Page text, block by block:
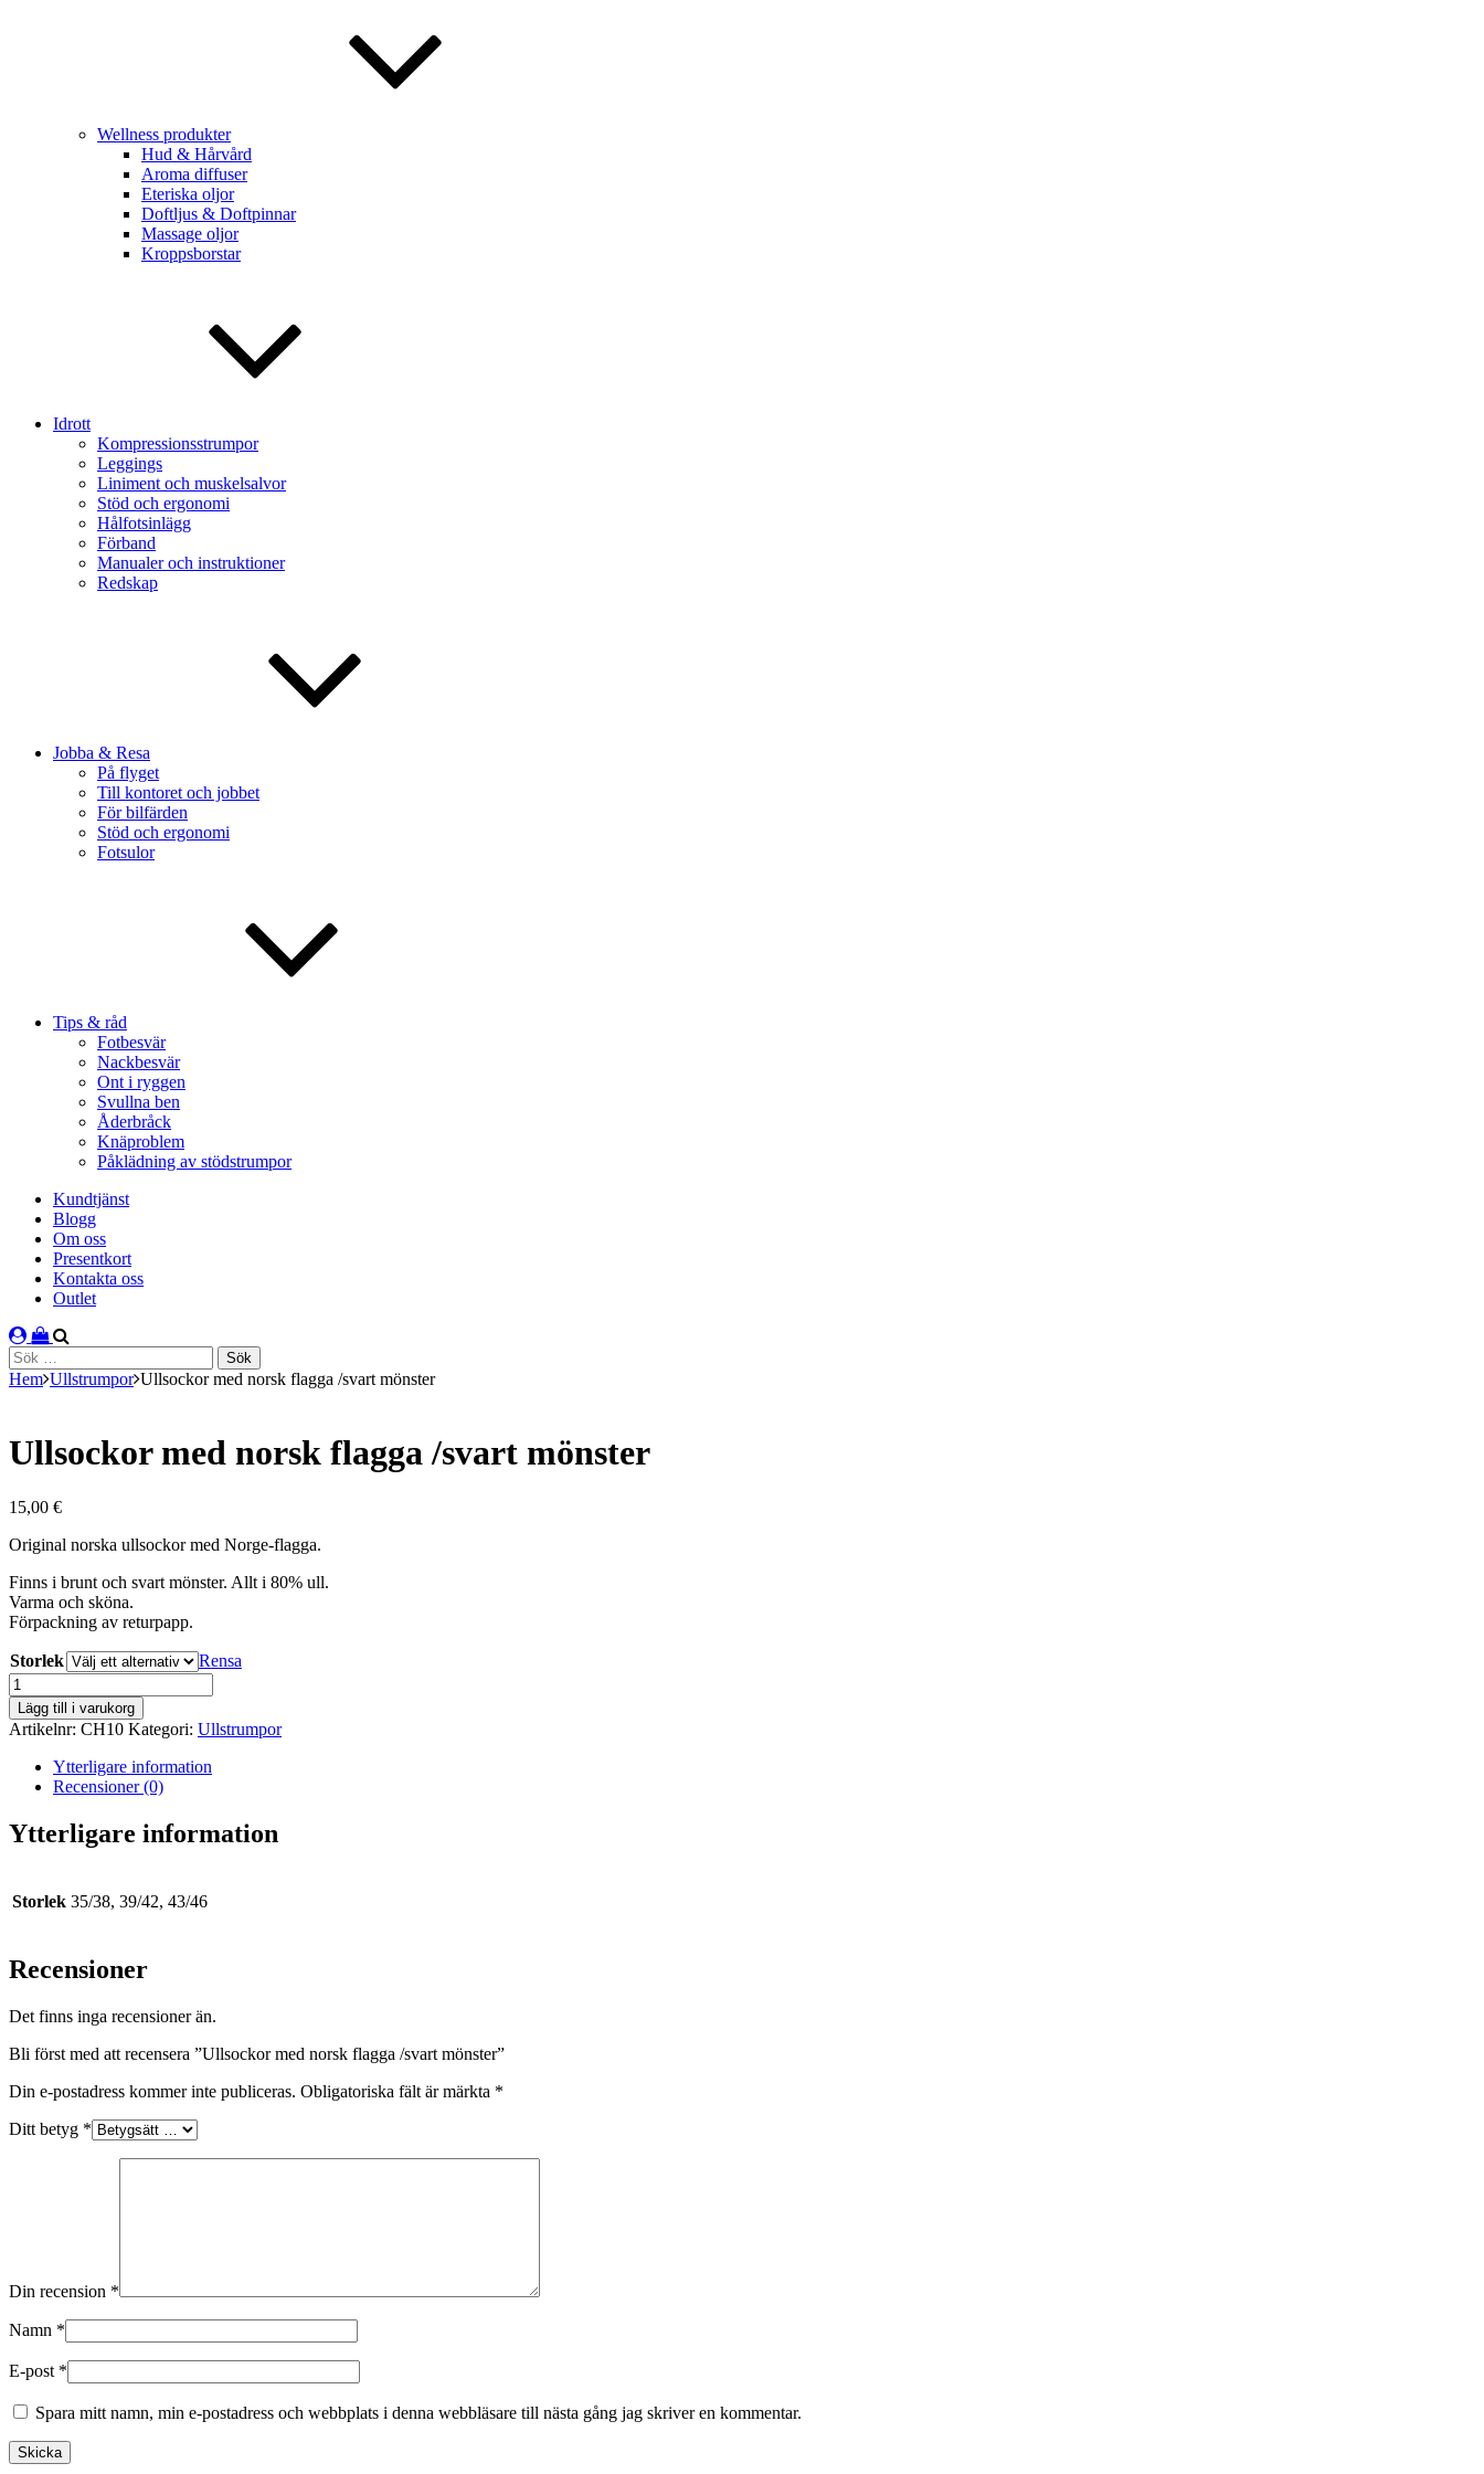
Wellness produkter
Hud & Hårvård
Aroma diffuser
Eteriska oljor
Doftljus & Doftpinnar
Massage oljor
Kroppsborstar
Idrott
Kompressionsstrumpor
Leggings
Liniment och muskelsalvor
Stöd och ergonomi
Hålfotsinlägg
Förband
Manualer och instruktioner
Redskap
Jobba & Resa
På flyget
Till kontoret och jobbet
För bilfärden
Stöd och ergonomi
Fotsulor
Tips & råd
Fotbesvär
Nackbesvär
Ont i ryggen
Svullna ben
Åderbråck
Knäproblem
Påklädning av stödstrumpor
Kundtjänst
Blogg
Om oss
Presentkort
Kontakta oss
Outlet
Sök
efter:
Hem Ullstrumpor Ullsockor med norsk flagga /svart mönster
Ullsockor med norsk flagga /svart mönster
15,00 €
Original norska ullsockor med Norge-flagga.
Finns i brunt och svart mönster. Allt i 80% ull.
Varma och sköna.
Förpackning av returpapp.
Storlek
Rensa
Ullsockor
med
norsk
flagga
/svart
mönster
mängd
Lägg till i varukorg
Artikelnr: CH10 Kategori: Ullstrumpor
Ytterligare information
Recensioner (0)
Ytterligare information
Storlek 35/38, 39/42, 43/46
Recensioner
Det finns inga recensioner än.
Bli först med att recensera ”Ullsockor med norsk flagga /svart mönster”
Din e-postadress kommer inte publiceras. Obligatoriska fält är märkta *
Ditt betyg *
Din recension *
Namn *
E-post *
Spara mitt namn, min e-postadress och webbplats i denna webbläsare till nästa gång jag skriver en kommentar.
Skicka